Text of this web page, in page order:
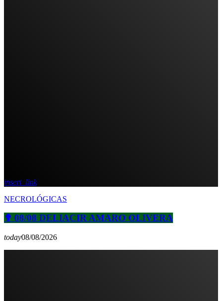
insert_link
NECROLÓGICAS
✟ 08/08 DELIACIR AMARO OLIVERA
today08/08/2026